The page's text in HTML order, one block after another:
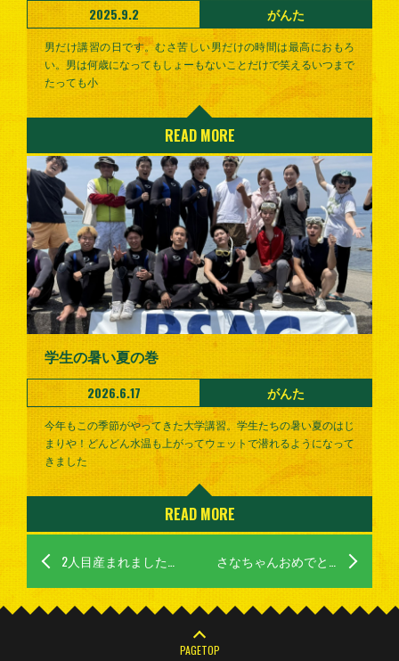
2025.9.2 がんた
男だけ講習の日です。むさ苦しい男だけの時間は最高におもろ
い。男は何歳になってもしょーもないことだけで笑えるいつまで
たっても小
READ MORE
学生の暑い夏の巻
2026.6.17 がんた
今年もこの季節がやってきた大学講習。学生たちの暑い夏のはじ
まりや！どんどん水温も上がってウェットで潜れるようになって
きました
READ MORE
さなちゃんおめでとう！の巻
2人目産まれましたの巻
PAGETOP